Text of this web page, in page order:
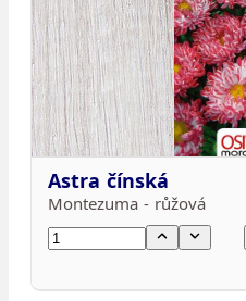
Astra čínská
Montezuma - růžová